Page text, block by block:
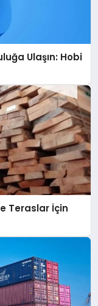
Ulaşın: Hobi
Teraslar İçin